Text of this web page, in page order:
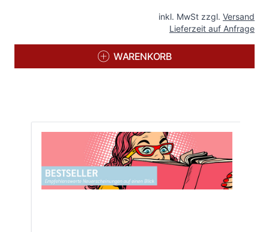
inkl. MwSt zzgl. Versand
Lieferzeit auf Anfrage
WARENKORB